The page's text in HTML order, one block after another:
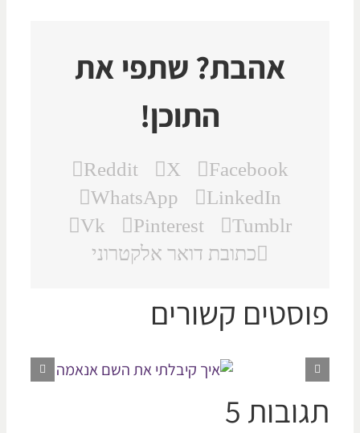
אהבת? שתפי את
התוכן!
Facebook
X
Reddit
LinkedIn
WhatsApp
Tumblr
Pinterest
Vk
כתובת דואר אלקטרוני
קשורים
5